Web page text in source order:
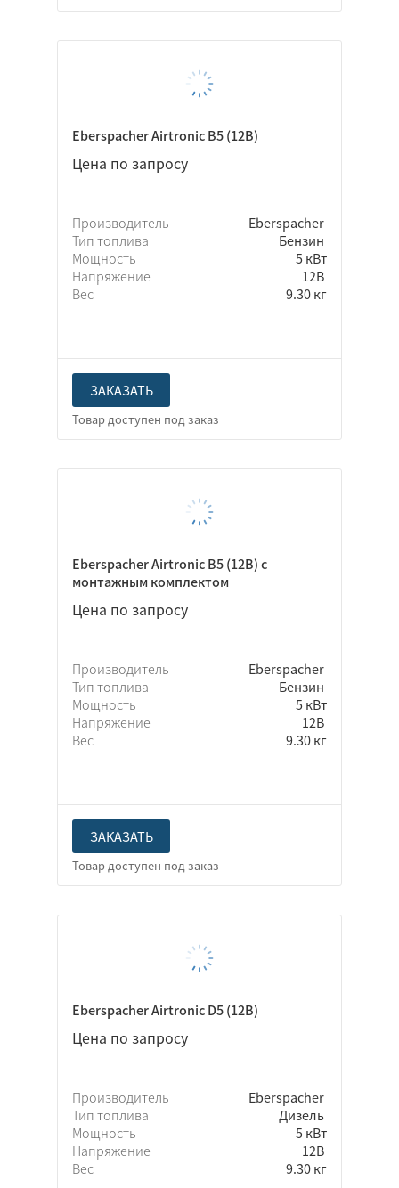
Легковой автомобиль
Грузовой автомобиль
Спецтехника
Самосвал
Eberspacher Airtronic B5 (12В)
Цена по запросу
Производитель
Eberspacher
Тип топлива
Бензин
Мощность
5 кВт
Напряжение
12В
Вес
9.30 кг
ЗАКАЗАТЬ
Eberspacher Airtronic B5 (12В) с
монтажным комплектом
Цена по запросу
Производитель
Eberspacher
Тип топлива
Бензин
Мощность
5 кВт
Напряжение
12В
Вес
9.30 кг
ЗАКАЗАТЬ
Eberspacher Airtronic D5 (12В)
Цена по запросу
Производитель
Eberspacher
Тип топлива
Дизель
Мощность
5 кВт
Напряжение
12В
Вес
9.30 кг